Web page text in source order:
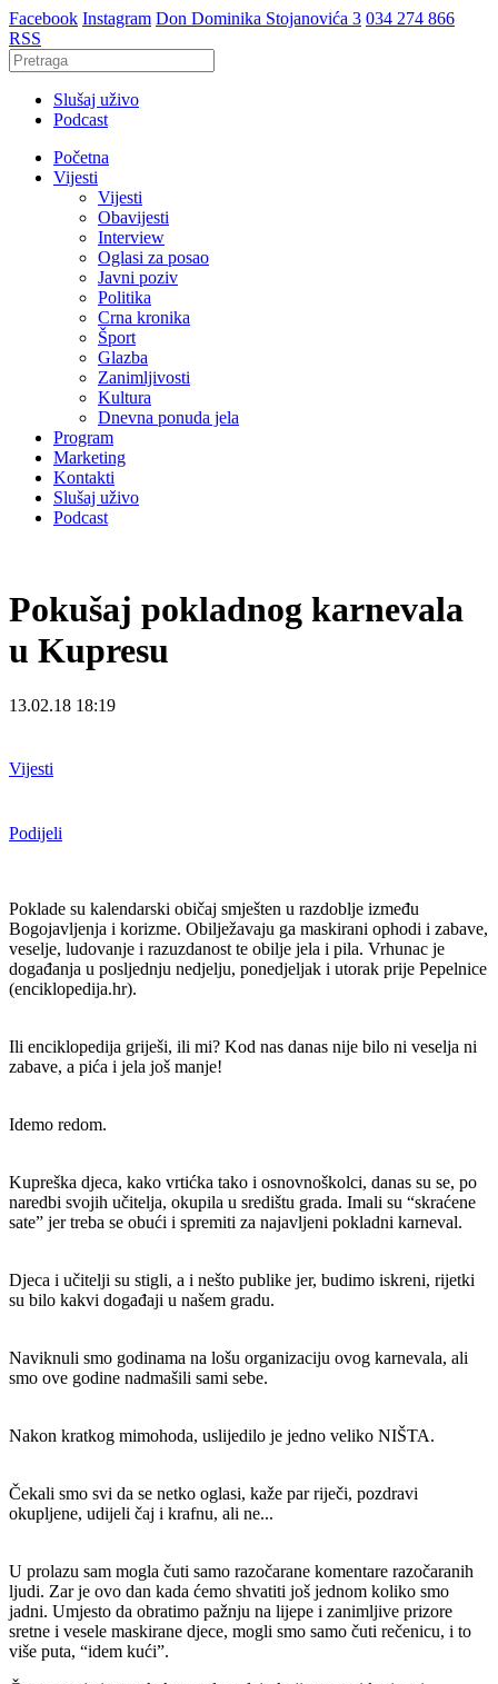
Facebook Instagram Don Dominika Stojanovića 3 034 274 866
RSS
Slušaj uživo
Podcast
Početna
Vijesti
Vijesti
Obavijesti
Interview
Oglasi za posao
Javni poziv
Politika
Crna kronika
Šport
Glazba
Zanimljivosti
Kultura
Dnevna ponuda jela
Program
Marketing
Kontakti
Slušaj uživo
Podcast
Pokušaj pokladnog karnevala
u Kupresu
13.02.18 18:19
Vijesti
Podijeli
Poklade su kalendarski običaj smješten u razdoblje između
Bogojavljenja i korizme. Obilježavaju ga maskirani ophodi i zabave,
veselje, ludovanje i razuzdanost te obilje jela i pila. Vrhunac je
događanja u posljednju nedjelju, ponedjeljak i utorak prije Pepelnice
(enciklopedija.hr).
Ili enciklopedija griješi, ili mi? Kod nas danas nije bilo ni veselja ni
zabave, a pića i jela još manje!
Idemo redom.
Kupreška djeca, kako vrtićka tako i osnovnoškolci, danas su se, po
naredbi svojih učitelja, okupila u središtu grada. Imali su “skraćene
sate” jer treba se obući i spremiti za najavljeni pokladni karneval.
Djeca i učitelji su stigli, a i nešto publike jer, budimo iskreni, rijetki
su bilo kakvi događaji u našem gradu.
Naviknuli smo godinama na lošu organizaciju ovog karnevala, ali
smo ove godine nadmašili sami sebe.
Nakon kratkog mimohoda, uslijedilo je jedno veliko NIŠTA.
Čekali smo svi da se netko oglasi, kaže par riječi, pozdravi
okupljene, udijeli čaj i krafnu, ali ne...
U prolazu sam mogla čuti samo razočarane komentare razočaranih
ljudi. Zar je ovo dan kada ćemo shvatiti još jednom koliko smo
jadni. Umjesto da obratimo pažnju na lijepe i zanimljive prizore
sretne i vesele maskirane djece, mogli smo samo čuti rečenicu, i to
više puta, “idem kući”.